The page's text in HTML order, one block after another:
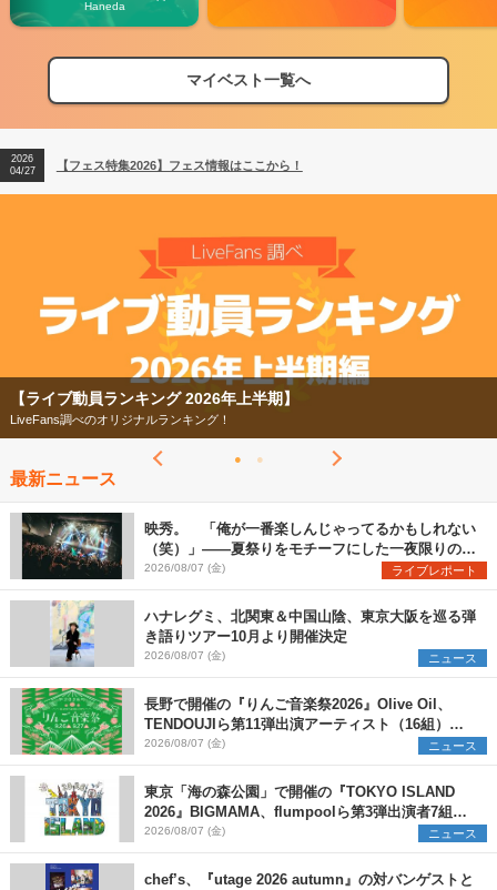
Haneda
マイベスト一覧へ
【フェス特集2026】フェス情報はここから！
【ライブ動員ランキング】2026年上半期編発表！
2026
04/27
【フェス特集2026】フェス情報はここから！
2026
【ライブ動員ランキング 2026年上半期】
LiveFans調べのオリジナルランキング！
最新ニュース
映秀。 「俺が一番楽しんじゃってるかもしれない
（笑）」――夏祭りをモチーフにした一夜限りのス
ペシャルライブ『色祭』レポート
2026/08/07 (金) ライブレポート
ハナレグミ、北関東＆中国山陰、東京大阪を巡る弾
き語りツアー10月より開催決定
2026/08/07 (金) ニュース
長野で開催の『りんご音楽祭2026』Olive Oil、
TENDOUJIら第11弾出演アーティスト（16組）を
発表
2026/08/07 (金) ニュース
東京「海の森公園」で開催の『TOKYO ISLAND
2026』BIGMAMA、flumpoolら第3弾出演者7組を
発表 ワークショップ・アート出展者を募集
2026/08/07 (金) ニュース
chef’s、『utage 2026 autumn』の対バンゲストと